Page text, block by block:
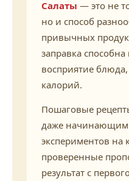
Салаты — это не
но и способ
привычных
заправка
восприятие
калорий.
Пошаговые
даже начинающим
экспериментов на
проверенные
результат с